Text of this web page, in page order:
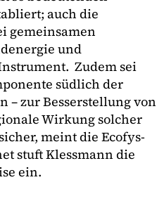
auch die
gemeinsamen
und
Zudem sei
südlich der
zur Besserstellung von
Wirkung solcher
meint die Ecofys-
stuft Klessmann die
ein.